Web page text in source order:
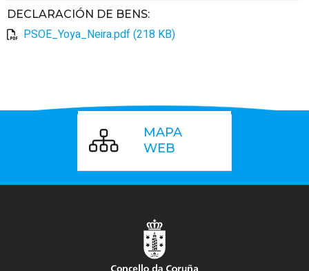
DECLARACIÓN DE BENS:
PSOE_Yoya_Neira.pdf (218 KB)
MAPA
WEB